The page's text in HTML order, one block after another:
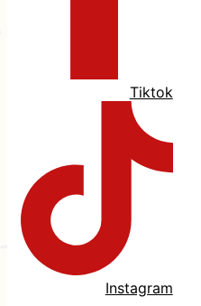
Tiktok
Instagram